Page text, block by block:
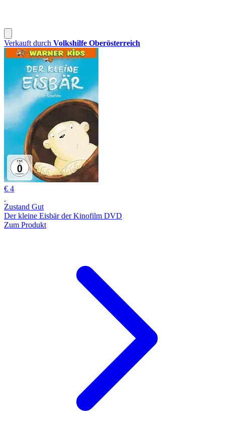
Verkauft durch Volkshilfe Oberösterreich
€ 4
Zustand Gut
Der kleine Eisbär der Kinofilm DVD
Zum Produkt